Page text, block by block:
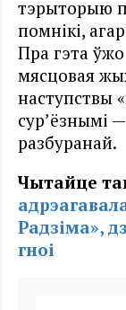
тэрыторыю
помнікі,
Пра гэта ўжо
мясцовая
наступствы
сур’ёзнымі
разбуранай.
Чытайце
Радзіма»,
гноі